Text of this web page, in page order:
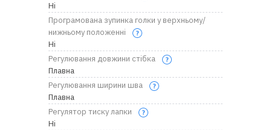
Ні
Програмована зупинка голки у верхньому/
нижньому положенні
Ні
Регулювання довжини стібка
Плавна
Регулювання ширини шва
Плавна
Регулятор тиску лапки
Ні